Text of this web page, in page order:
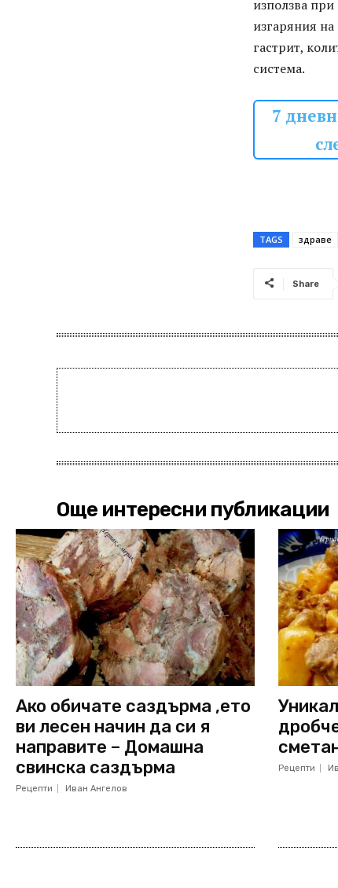
използва
изгаряния
гастрит,
система.
7
TAGS здраве
Share
Още интересни публикации
Ако обичате саздърма ,ето
ви лесен начин да си я
направите – Домашна
свинска саздърма
Рецепти Иван Ангелов
Рецепти